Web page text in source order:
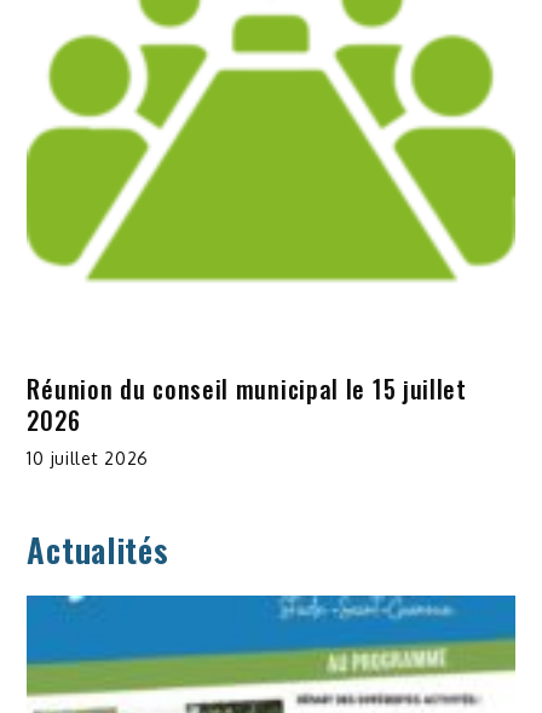
Réunion du conseil municipal le 15 juillet
2026
10 juillet 2026
Actualités